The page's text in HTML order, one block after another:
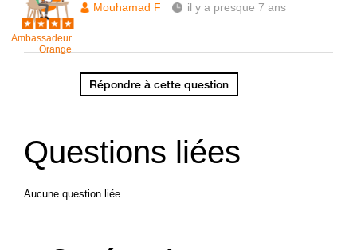
Ambassadeur
Orange
Mouhamad F
il y a presque 7 ans
Répondre à cette question
Questions liées
Aucune question liée